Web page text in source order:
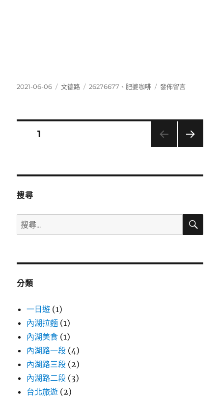
發
2021-06-06
分
文德路
標
26276677 、 肥婆咖啡
在
發佈留言
分
頁次1
搜尋
搜
尋
鍵
搜
分類
一日遊 (1)
內湖拉麵 (1)
內湖美食 (1)
內湖路一段 (4)
內湖路三段 (2)
內湖路二段 (3)
台北旅遊 (2)